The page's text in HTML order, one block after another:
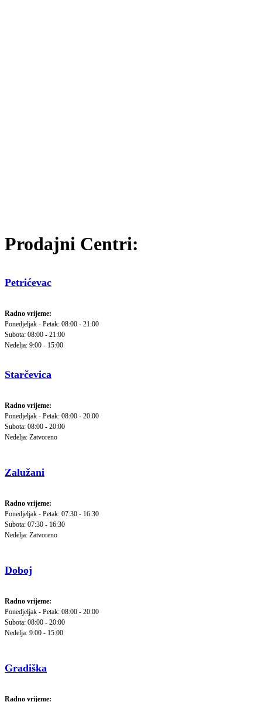
Prodajni Centri:
Petrićevac
Radno vrijeme:
Ponedjeljak - Petak: 08:00 - 21:00
Subota: 08:00 - 21:00
Nedelja: 9:00 - 15:00
Starčevica
Radno vrijeme:
Ponedjeljak - Petak: 08:00 - 20:00
Subota: 08:00 - 20:00
Nedelja: Zatvoreno
Zalužani
Radno vrijeme:
Ponedjeljak - Petak: 07:30 - 16:30
Subota: 07:30 - 16:30
Nedelja: Zatvoreno
Doboj
Radno vrijeme:
Ponedjeljak - Petak: 08:00 - 20:00
Subota: 08:00 - 20:00
Nedelja: 9:00 - 15:00
Gradiška
Radno vrijeme: